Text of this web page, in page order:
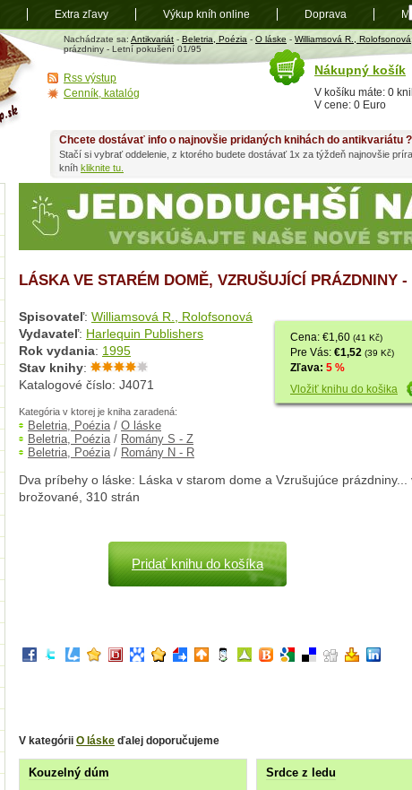
Antikvariát
shop.sk
Nachádzate sa: Antikvariát - Beletria, Poézia - O láske - Williamsová R., Rolofsonová
prázdniny - Letní pokušení 01/95
LÁSKA VE STARÉM DOMĚ, VZRUŠUJÍCÍ PRÁZDNINY
Cena: €1,60 (41 Kč)
Pre Vás: €1,52 (39 Kč)
Zľava: 5 %
Vložiť knihu do košika
Spisovateľ: Williamsová R., Rolofsonová
Vydavateľ: Harlequin Publishers
Rok vydania: 1995
Stav knihy:
Katalogové číslo: J4071
Kategória v ktorej je kniha zaradená:
Beletria, Poézia/ O láske
Beletria, Poézia/ Romány S - Z
Beletria, Poézia/ Romány N - R
Dva príbehy o láske: Láska v starom dome a Vzrušujúce prázdniny...
brožované, 310 strán
Pridať knihu do košíka
V kategórii O láske ďalej doporučujeme
Kouzelný dúm Srdce z ledu
Chcete dostávať info o najnovšie pridaných knihách do antikvariátu ?
Stačí si vybrať oddelenie, z ktorého budete dostávať 1x za týždeň najnovšie
kníh kliknite tu.
Nákupný košík
V košíku máte: 0
V cene: 0 Euro
Rss výstup
Cenník, katalóg
Extra zľavy Výkup kníh online Doprava